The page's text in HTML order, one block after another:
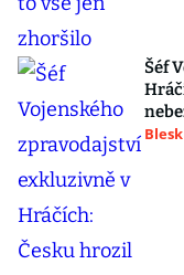
Šéf